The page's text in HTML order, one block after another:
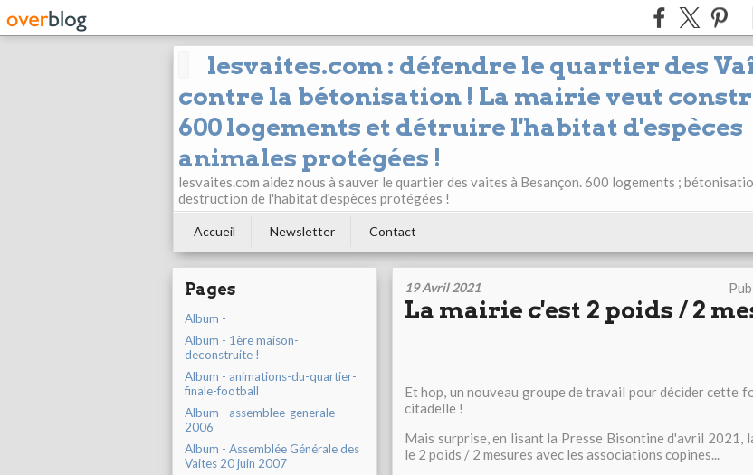
lesvaites.com : défendre le quartier des
contre la bétonisation ! La mairie veut
600 logements et détruire l'habitat d'espèces
animales protégées !
lesvaites.com aidez nous à sauver le quartier des vaites à Besançon. 600 logements ;
destruction de l'habitat d'espèces protégées !
Accueil Newsletter Contact
Pages
Album -
Album - 1ère maison-
deconstruite !
Album - animations-du-quartier-
finale-football
Album - assemblee-generale-
2006
Album - Assemblée Générale des
Vaites 20 juin 2007
19 Avril 2021
La mairie c'est 2 poids / 2
Et hop, un nouveau groupe de travail pour décider cette
citadelle !
Mais surprise, en lisant la Presse Bisontine d'avril 2021,
le 2 poids / 2 mesures avec les associations copines...